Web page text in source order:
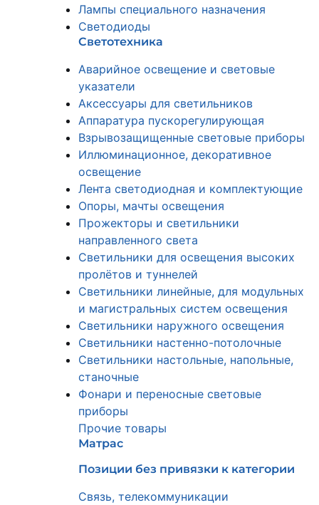
Лампы специального назначения
Светодиоды
Светотехника
Аварийное освещение и световые
указатели
Аксессуары для светильников
Аппаратура пускорегулирующая
Взрывозащищенные световые приборы
Иллюминационное, декоративное
освещение
Лента светодиодная и комплектующие
Опоры, мачты освещения
Прожекторы и светильники
направленного света
Светильники для освещения высоких
пролётов и туннелей
Светильники линейные, для модульных
и магистральных систем освещения
Светильники наружного освещения
Светильники настенно-потолочные
Светильники настольные, напольные,
станочные
Фонари и переносные световые
приборы
Прочие товары
Матрас
Позиции без привязки к категории
Связь, телекоммуникации